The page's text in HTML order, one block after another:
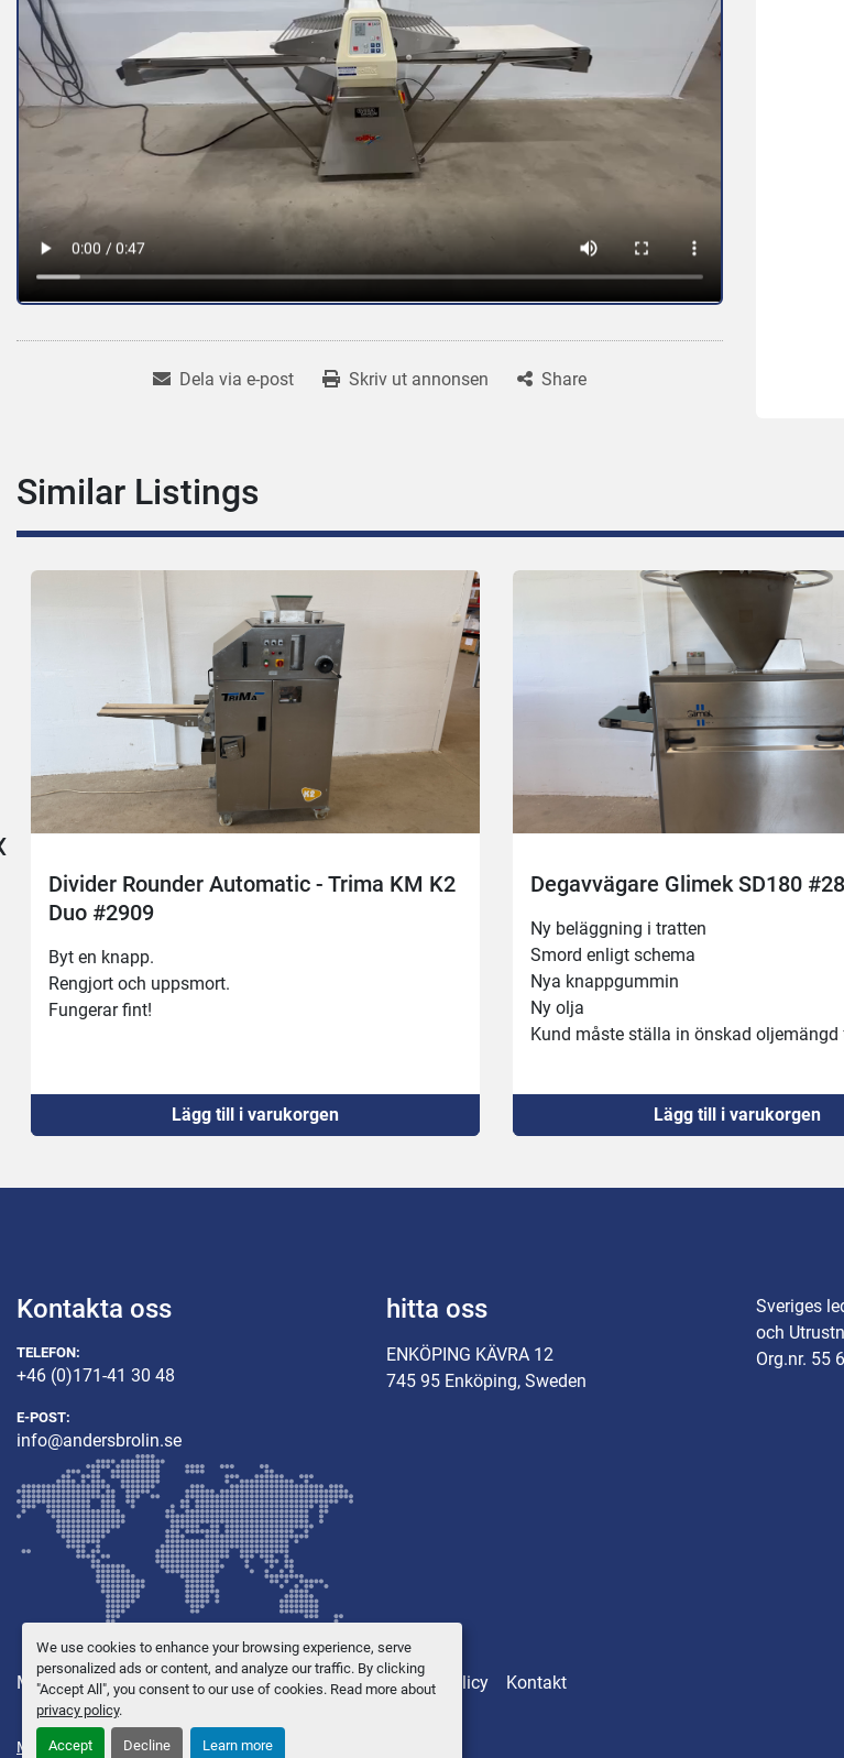
We use cookies to enhance your browsing experience, serve
personalized ads or content, and analyze our traffic. By clicking
"Accept All", you consent to our use of cookies. Read more about
privacy policy.
Accept Decline Learn more
Dela via e-post Skriv ut annonsen Share
Similar Listings
Divider Rounder Automatic - Trima KM K2
Duo #2909
Byt en knapp.
Rengjort och uppsmort.
Fungerar fint!
Lägg till i varukorgen
Degavvägare Glimek SD180
Ny beläggning i tratten
Smord enligt schema
Nya knappgummin
Ny olja
Kund måste ställa in önskad oljemängd
Fungerar som den skaLägg till i varukorgen
Kontakta oss
TELEFON:
+46 (0)171-41 30 48
E-POST:
info@andersbrolin.se
hitta oss
ENKÖPING KÄVRA 12
745 95 Enköping, Sweden
Sveriges
och
Org.nr. 55
Maskiner Övriga utrustning Reservdelar Integritetspolicy Kontakt
Manage Cookies © Copyright Anders Brolin AB